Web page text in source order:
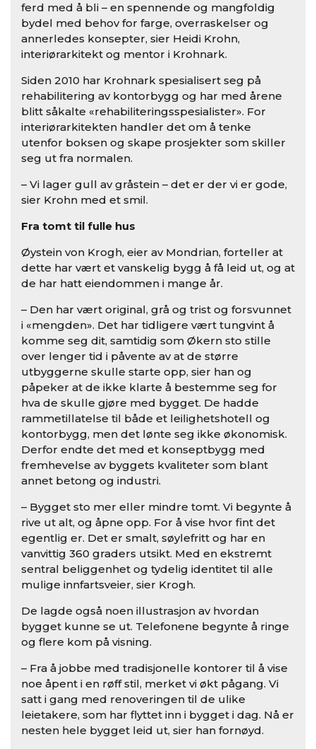
ferd med å bli – en spennende og mangfoldig
bydel med behov for farge, overraskelser og
annerledes konsepter, sier Heidi Krohn,
interiørarkitekt og mentor i Krohnark.
Siden 2010 har Krohnark spesialisert seg på
rehabilitering av kontorbygg og har med årene
blitt såkalte «rehabiliteringsspesialister». For
interiørarkitekten handler det om å tenke
utenfor boksen og skape prosjekter som skiller
seg ut fra normalen.
– Vi lager gull av gråstein – det er der vi er gode,
sier Krohn med et smil.
Fra tomt til fulle hus
Øystein von Krogh, eier av Mondrian, forteller at
dette har vært et vanskelig bygg å få leid ut, og at
de har hatt eiendommen i mange år.
– Den har vært original, grå og trist og forsvunnet
i «mengden». Det har tidligere vært tungvint å
komme seg dit, samtidig som Økern sto stille
over lenger tid i påvente av at de større
utbyggerne skulle starte opp, sier han og
påpeker at de ikke klarte å bestemme seg for
hva de skulle gjøre med bygget. De hadde
rammetillatelse til både et leilighetshotell og
kontorbygg, men det lønte seg ikke økonomisk.
Derfor endte det med et konseptbygg med
fremhevelse av byggets kvaliteter som blant
annet betong og industri.
– Bygget sto mer eller mindre tomt. Vi begynte å
rive ut alt, og åpne opp. For å vise hvor fint det
egentlig er. Det er smalt, søylefritt og har en
vanvittig 360 graders utsikt. Med en ekstremt
sentral beliggenhet og tydelig identitet til alle
mulige innfartsveier, sier Krogh.
De lagde også noen illustrasjon av hvordan
bygget kunne se ut. Telefonene begynte å ringe
og flere kom på visning.
– Fra å jobbe med tradisjonelle kontorer til å vise
noe åpent i en røff stil, merket vi økt pågang. Vi
satt i gang med renoveringen til de ulike
leietakere, som har flyttet inn i bygget i dag. Nå er
nesten hele bygget leid ut, sier han fornøyd.